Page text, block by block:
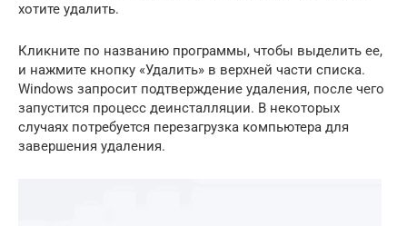
хотите удалить.
Кликните по названию программы, чтобы выделить ее,
и нажмите кнопку «Удалить» в верхней части списка.
Windows запросит подтверждение удаления, после чего
запустится процесс деинсталляции. В некоторых
случаях потребуется перезагрузка компьютера для
завершения удаления.